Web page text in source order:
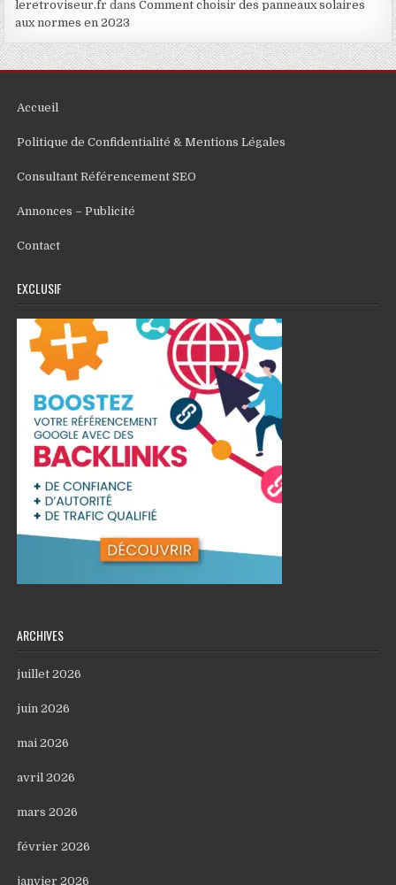
leretroviseur.fr dansComment choisir des panneaux solaires
aux normes en 2023
Accueil
Politique de Confidentialité & Mentions Légales
Consultant Référencement SEO
Annonces – Publicité
Contact
EXCLUSIF
ARCHIVES
juillet 2026
juin 2026
mai 2026
avril 2026
mars 2026
février 2026
janvier 2026